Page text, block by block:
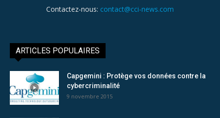
Contactez-nous: contact@cci-news.com
ARTICLES POPULAIRES
Capgemini : Protège vos données contre la
cybercriminalité
9 novembre 2015